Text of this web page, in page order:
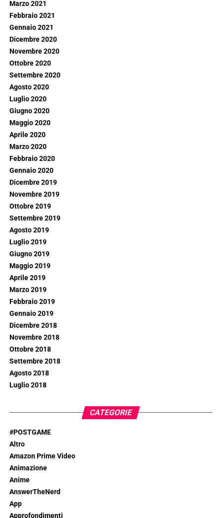
Marzo 2021
Febbraio 2021
Gennaio 2021
Dicembre 2020
Novembre 2020
Ottobre 2020
Settembre 2020
Agosto 2020
Luglio 2020
Giugno 2020
Maggio 2020
Aprile 2020
Marzo 2020
Febbraio 2020
Gennaio 2020
Dicembre 2019
Novembre 2019
Ottobre 2019
Settembre 2019
Agosto 2019
Luglio 2019
Giugno 2019
Maggio 2019
Aprile 2019
Marzo 2019
Febbraio 2019
Gennaio 2019
Dicembre 2018
Novembre 2018
Ottobre 2018
Settembre 2018
Agosto 2018
Luglio 2018
CATEGORIE
#POSTGAME
Altro
Amazon Prime Video
Animazione
Anime
AnswerTheNerd
App
Approfondimenti